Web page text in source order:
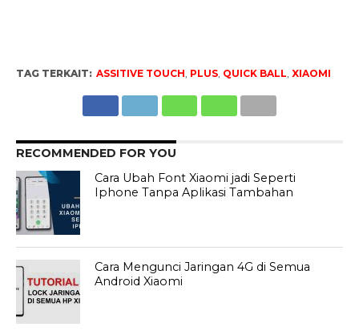
TAG TERKAIT: ASSITIVE TOUCH PLUS, QUICK BALL XIAOMI
RECOMMENDED FOR YOU
Cara Ubah Font Xiaomi jadi Seperti
Iphone Tanpa Aplikasi Tambahan
Cara Mengunci Jaringan 4G di Semua
Android Xiaomi